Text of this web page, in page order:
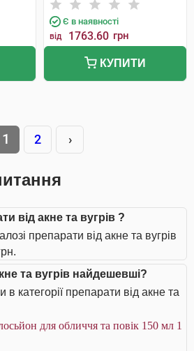
Є в наявності
від 1763.60 грн
КУПИТИ
1 2 ›
від акне та вугрів ?
препарати від акне та вугрів
та вугрів найдешевші?
категорії препарати від акне та
для обличчя та повік 150 мл 1